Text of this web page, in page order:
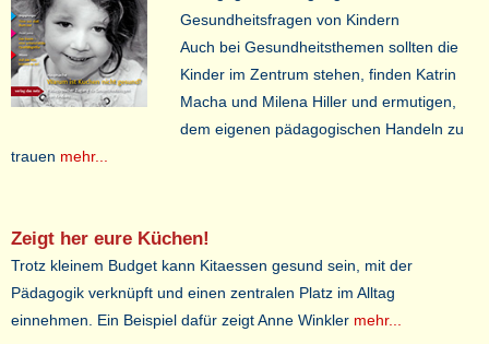
Gesundheitsfragen von Kindern
Auch bei Gesundheitsthemen sollten die
Kinder im Zentrum stehen, finden Katrin
Macha und Milena Hiller und ermutigen,
dem eigenen pädagogischen Handeln zu
trauen mehr...
Zeigt her eure Küchen!
Trotz kleinem Budget kann Kitaessen gesund sein, mit der
Pädagogik verknüpft und einen zentralen Platz im Alltag
einnehmen. Ein Beispiel dafür zeigt Anne Winkler mehr...